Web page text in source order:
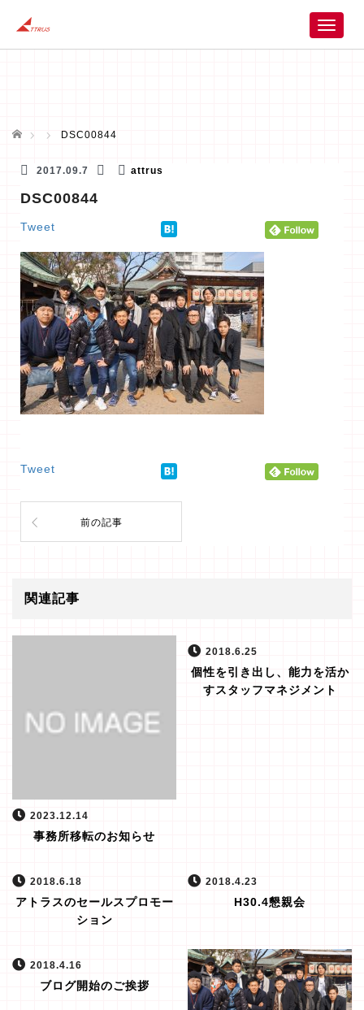
T
ホーム DSC00844
2017.09.7 attrus
DSC00844
Tweet
Tweet
前の記事
関連記事
2023.12.14
事務所移転のお知らせ
2018.6.25
個性を引き出し、能力を活か
すスタッフマネジメント
2018.6.18
アトラスのセールスプロモー
ション
2018.4.23
H30.4懇親会
2018.4.16
ブログ開始のご挨拶